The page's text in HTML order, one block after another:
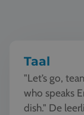
Taal
"Let’s go,
who speaks
dish." De